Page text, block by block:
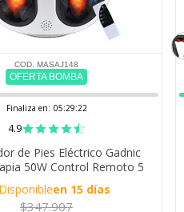
COD. MASAJ148
OFERTA BOMBA
Finaliza en: 05:29:21
4.9
de Pies Eléctrico Gadnic
50W Control Remoto 5
Modos Calor 45C
Disponibleen 15 días
$347.907